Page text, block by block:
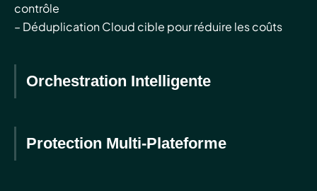
contrôle
– Déduplication Cloud cible pour réduire les coûts
Orchestration Intelligente
Protection Multi-Plateforme